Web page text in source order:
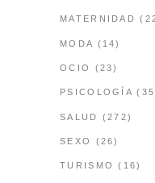
MATERNIDAD
MODA (14)
OCIO (23)
PSICOLOGÍA
SALUD (272)
SEXO (26)
TURISMO (16)